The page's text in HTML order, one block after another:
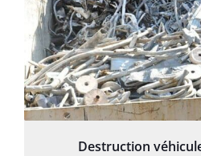
Destruction